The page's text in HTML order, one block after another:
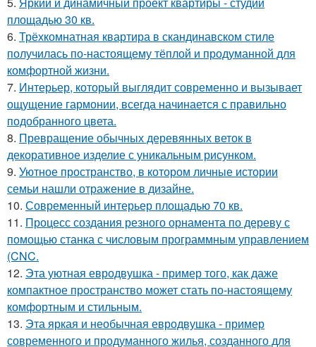
площадью 30 кв.
6. Трёхкомнатная квартира в скандинавском стиле
получилась по-настоящему тёплой и продуманной для
комфортной жизни.
7. Интерьер, который выглядит современно и вызывает
ощущение гармонии, всегда начинается с правильно
подобранного цвета.
8. Превращение обычных деревянных веток в
декоративное изделие с уникальным рисунком.
9. Уютное пространство, в котором личные истории
семьи нашли отражение в дизайне.
10. Современный интерьер площадью 70 кв.
11. Процесс создания резного орнамента по дереву с
помощью станка с числовым программным управлением
(CNC.
12. Эта уютная евродвушка - пример того, как даже
компактное пространство может стать по-настоящему
комфортным и стильным.
13. Эта яркая и необычная евродвушка - пример
современного и продуманного жилья, созданного для